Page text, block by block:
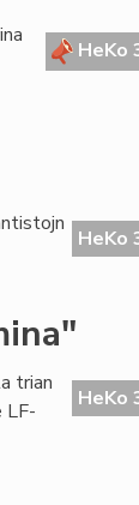
HeKo
HeKo
HeKo
trian
LF-